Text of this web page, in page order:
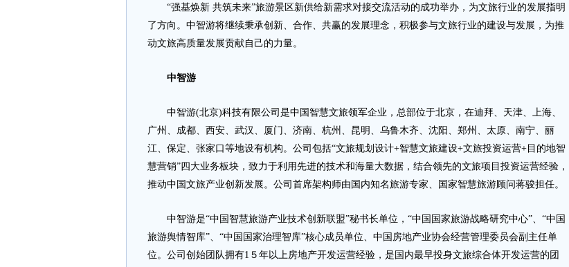
“强基焕新 共筑未来”旅游景区新供给新需求对接交流活动的成功举办，为文旅行业的发展指明
了方向。中智游将继续秉承创新、合作、共赢的发展理念，积极参与文旅行业的建设与发展，为推
动文旅高质量发展贡献自己的力量。
中智游
中智游(北京)科技有限公司是中国智慧文旅领军企业，总部位于北京，在迪拜、天津、上海、
广州、成都、西安、武汉、厦门、济南、杭州、昆明、乌鲁木齐、沈阳、郑州、太原、南宁、丽
江、保定、张家口等地设有机构。公司包括“文旅规划设计+智慧文旅建设+文旅投资运营+目的地智
慧营销”四大业务板块，致力于利用先进的技术和海量大数据，结合领先的文旅项目投资运营经验，
推动中国文旅产业创新发展。公司首席架构师由国内知名旅游专家、国家智慧旅游顾问蒋骏担任。
中智游是“中国智慧旅游产业技术创新联盟”秘书长单位，“中国国家旅游战略研究中心”、“中国
旅游舆情智库”、“中国国家治理智库”核心成员单位、中国房地产业协会经营管理委员会副主任单
位。公司创始团队拥有1５年以上房地产开发运营经验，是国内最早投身文旅综合体开发运营的团